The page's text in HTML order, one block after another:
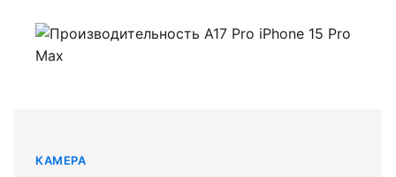
КАМЕРА